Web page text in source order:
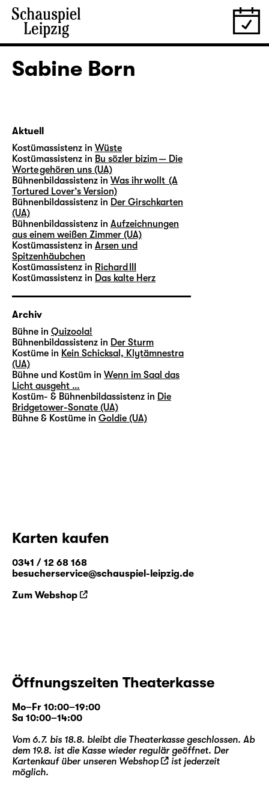
Sabine Born
Aktuell
Kostümassistenz in Wüste
Kostümassistenz in Bu sözler bizim — Die
Worte gehören uns (UA)
Bühnenbildassistenz in Was ihr wollt (A
Tortured Lover’s Version)
Bühnenbildassistenz in Der Girschkarten
(UA)
Bühnenbildassistenz in Aufzeichnungen
aus einem weißen Zimmer (UA)
Kostümassistenz in Arsen und
Spitzenhäubchen
Kostümassistenz in Richard III
Kostümassistenz in Das kalte Herz
Archiv
Bühne in Quizoola!
Bühnenbildassistenz in Der Sturm
Kostüme in Kein Schicksal, Klytämnestra
(UA)
Bühne und Kostüm in Wenn im Saal das
Licht ausgeht …
Kostüm- & Bühnenbildassistenz in Die
Bridgetower-Sonate (UA)
Bühne & Kostüme in Goldie (UA)
Karten kaufen
0341 / 12 68 168
besucherservice@schauspiel-leipzig.de
Zum Webshop
Öffnungszeiten Theaterkasse
Mo–Fr 10:00–19:00
Sa 10:00–14:00
Vom 6.7. bis 18.8. bleibt die Theaterkasse geschlossen. Ab
dem 19.8. ist die Kasse wieder regulär geöffnet. Der
Kartenkauf über unseren Webshop
ist jederzeit
möglich.